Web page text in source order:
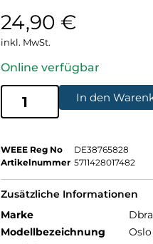
24,90 €
inkl. MwSt.
Online verfügbar
In den
WEEE Reg No
DE38765828
Artikelnummer 5711428017482
Zusätzliche Informationen
Marke
Modellbezeichnung
Oslo